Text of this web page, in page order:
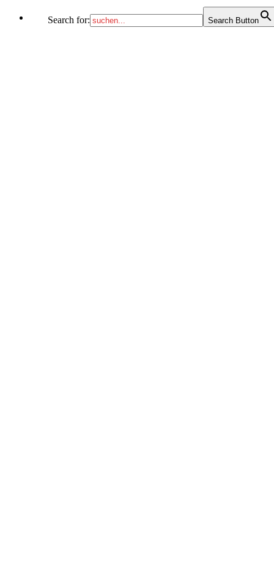
Search for: Search Button